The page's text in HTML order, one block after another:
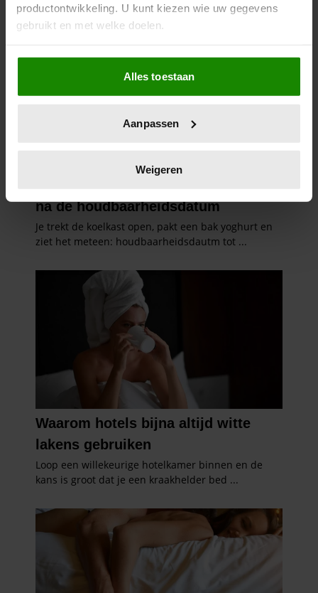
productontwikkeling. U kunt kiezen wie uw gegevens
gebruikt en met welke doelen.
Als u het toestaat, willen we ook graag:
Informatie verzamelen over uw geografische
locatie, die tot een paar meter nauwkeurig kan zijn
scannen op specifieke eigenschappen (fingerprinting)
verwerkt en stel uw voorkeuren in het
intrekken in de Cookieverklaring.
We gebruiken cookies om content en advertenties te
en om ons websiteverkeer te analyseren. Ook delen we
informatie over uw gebruik van onze site met onze
partners voor social media, adverteren en analyse. Deze
partners kunnen deze gegevens combineren met andere
informatie die u aan ze heeft verstrekt of die ze hebben
verzameld op basis van uw gebruik van hun services. U
gaat akkoord met onze cookies als u onze website blijft
Alles toestaan
Aanpassen
Weigeren